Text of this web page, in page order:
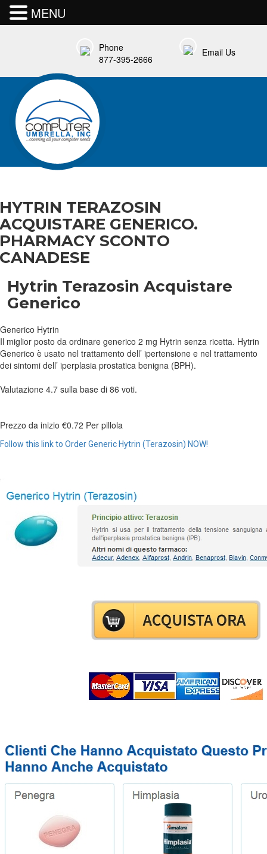
Email Us
Phone
877-395-2666
HYTRIN TERAZOSIN
ACQUISTARE GENERICO.
PHARMACY SCONTO
CANADESE
Hytrin Terazosin Acquistare
Generico
Generico Hytrin
Il miglior posto da ordinare generico 2 mg Hytrin senza ricetta. Hytrin
Generico è usato nel trattamento dell’ ipertensione e nel trattamento
dei sintomi dell’ iperplasia prostatica benigna (BPH).
Valutazione 4.7 sulla base di 86 voti.
Prezzo da inizio €0.72 Per pillola
Follow this link to Order Generic Hytrin (Terazosin) NOW!
MENU